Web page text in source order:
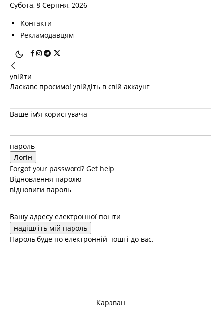
Субота, 8 Серпня, 2026
Контакти
Рекламодавцям
увійти
Ласкаво просимо! увійдіть в свій аккаунт
Ваше ім'я користувача
пароль
Forgot your password? Get help
Відновлення паролю
відновити пароль
Вашу адресу електронної пошти
Пароль буде по електронній пошті до вас.
Караван